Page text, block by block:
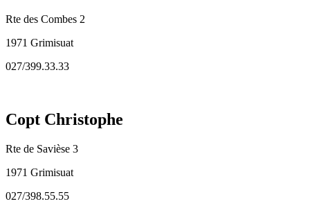
Rte des Combes 2
1971 Grimisuat
027/399.33.33
Copt Christophe
Rte de Savièse 3
1971 Grimisuat
027/398.55.55